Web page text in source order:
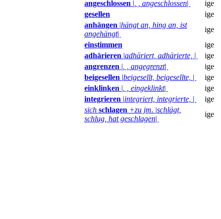
angeschlossen | , , angeschlossen|
ige
gesellen
ige
anhängen |hängt an, hing an, ist
angehängt|
ige
einstimmen
ige
adhärieren |adhäriert, adhärierte, |
ige
angrenzen | , , angegrenzt|
ige
beigesellen |beigesellt, beigesellte, |
ige
einklinken | , , eingeklinkt|
ige
integrieren |integriert, integrierte, |
ige
sich schlagen +zu jm. |schlägt,
schlug, hat geschlagen|
ige